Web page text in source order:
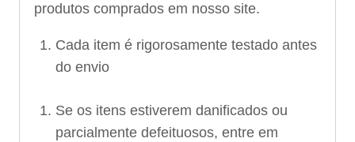
produtos comprados em nosso site.
Cada item é rigorosamente testado antes
do envio
Se os itens estiverem danificados ou
parcialmente defeituosos, entre em